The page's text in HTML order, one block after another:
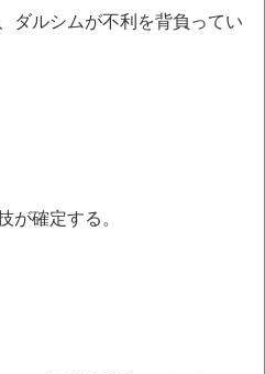
ダルシムが不利を背負ってい
が確定する。